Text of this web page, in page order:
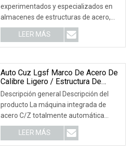
experimentados y especializados en
almacenes de estructuras de acero,
con alta calidad
LEER MÁS
Auto Cuz Lgsf Marco De Acero De
Calibre Ligero / Estructura De
Construcción De Viviendas Purlin
Stud De Metal Laminado En Frío
Que Hace La Máquina Con
Certificado CE Garantía De 1 Año
Buen Precio
Descripción general Descripción del
producto La máquina integrada de
acero C/Z totalmente automática
también se llama m
LEER MÁS